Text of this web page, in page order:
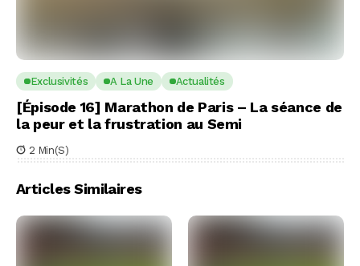
Exclusivités A La Une Actualités
[Épisode 16] Marathon de Paris – La séance de
la peur et la frustration au Semi
2 Min(s)
Articles Similaires